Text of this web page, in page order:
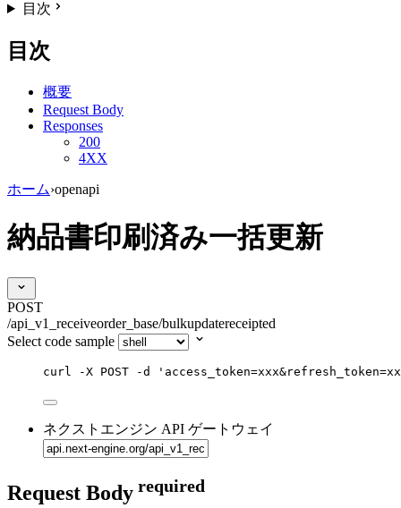
目次
目次
概要
Request Body
Responses
200
4XX
ホーム›openapi
納品書印刷済み一括更新
POST
/api_v1_receiveorder_base/bulkupdatereceipted
Select code sample
curl -X POST -d '
ネクストエンジン API ゲートウェイ
Request Body required